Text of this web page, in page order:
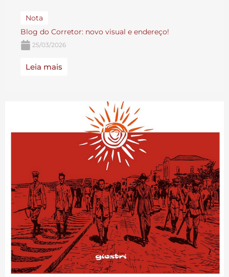
Nota
Blog do Corretor: novo visual e endereço!
25/03/2026
Leia mais